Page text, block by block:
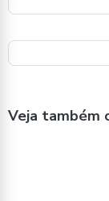
Veja também